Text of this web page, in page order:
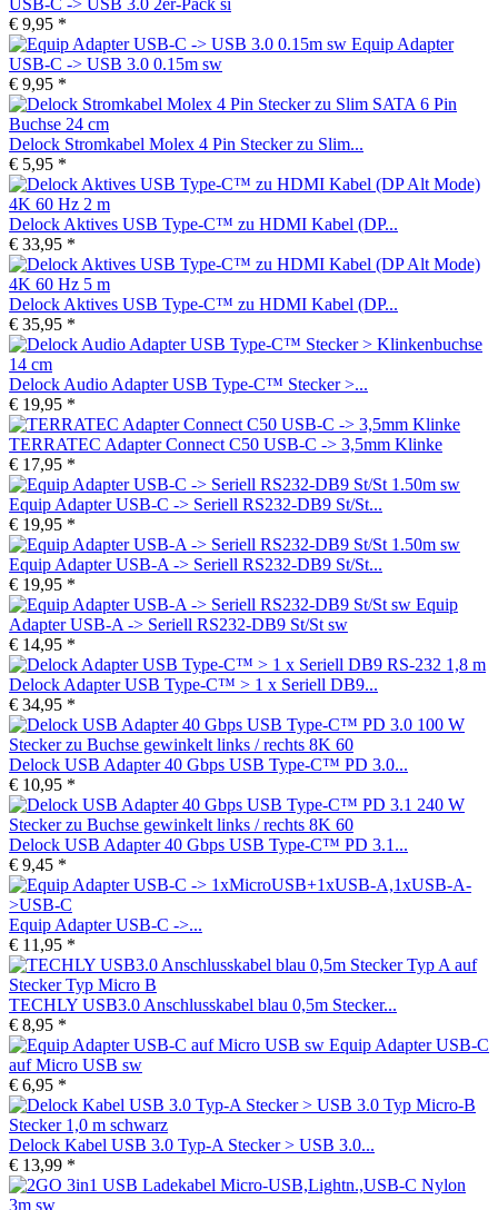
€ 9,95 *
Equip Adapter
USB-C -> USB 3.0 0.15m sw
€ 9,95 *
Delock Stromkabel Molex 4 Pin Stecker zu Slim...
€ 5,95 *
Delock Aktives USB Type-C™ zu HDMI Kabel (DP...
€ 33,95 *
Delock Aktives USB Type-C™ zu HDMI Kabel (DP...
€ 35,95 *
Delock Audio Adapter USB Type-C™ Stecker >...
€ 19,95 *
TERRATEC Adapter Connect C50 USB-C -> 3,5mm Klinke
€ 17,95 *
Equip Adapter USB-C -> Seriell RS232-DB9 St/St...
€ 19,95 *
Equip Adapter USB-A -> Seriell RS232-DB9 St/St...
€ 19,95 *
Equip
Adapter USB-A -> Seriell RS232-DB9 St/St sw
€ 14,95 *
Delock Adapter USB Type-C™ > 1 x Seriell DB9...
€ 34,95 *
Delock USB Adapter 40 Gbps USB Type-C™ PD 3.0...
€ 10,95 *
Delock USB Adapter 40 Gbps USB Type-C™ PD 3.1...
€ 9,45 *
Equip Adapter USB-C ->...
€ 11,95 *
TECHLY USB3.0 Anschlusskabel blau 0,5m Stecker...
€ 8,95 *
Equip Adapter USB-C
auf Micro USB sw
€ 6,95 *
Delock Kabel USB 3.0 Typ-A Stecker > USB 3.0...
€ 13,99 *